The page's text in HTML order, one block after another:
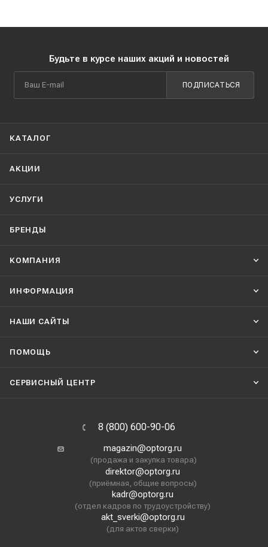
Будьте в курсе наших акций и новостей
ПОДПИСАТЬСЯ
КАТАЛОГ
АКЦИИ
УСЛУГИ
БРЕНДЫ
КОМПАНИЯ
ИНФОРМАЦИЯ
НАШИ CАЙТЫ
ПОМОЩЬ
СЕРВИСНЫЙ ЦЕНТР
8 (800) 600-90-06
magazin@optorg.ru
(продажа и закупка товара)
direktor@optorg.ru
(приёмная, общие вопросы)
kadr@optorg.ru
(отдел кадров по трудоустройству)
akt_sverki@optorg.ru
(для актов сверки)